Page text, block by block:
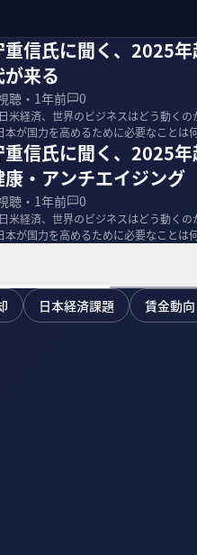
重信氏に聞く、2025
来る
聴・ 1年前 0
米経済、世界のビジネスはどう動く
本が国力を高めるために必要なこと
...重信氏に聞く、2025
康・アンチエイジング
聴・ 1年前 0
米経済、世界のビジネスはどう動く
本が国力を高めるために必要なこと
日本経済課題 賃金動向